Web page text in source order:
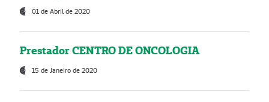
01 de Abril de 2020
Prestador CENTRO DE ONCOLOGIA
15 de Janeiro de 2020